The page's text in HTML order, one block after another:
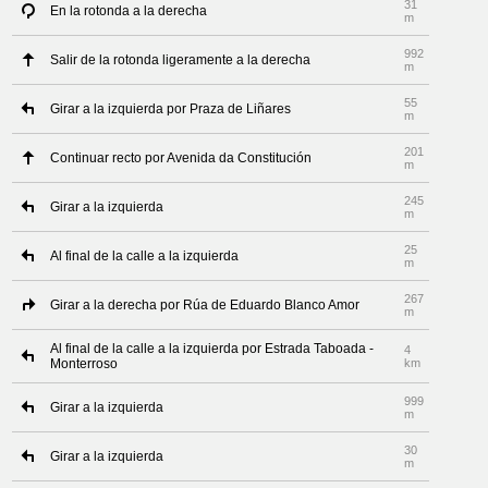
En la rotonda a la derecha
31
m
Salir de la rotonda ligeramente a la derecha
992
m
Girar a la izquierda por Praza de Liñares
55
m
Continuar recto por Avenida da Constitución
201
m
Girar a la izquierda
245
m
Al final de la calle a la izquierda
25
m
Girar a la derecha por Rúa de Eduardo Blanco Amor
267
m
Al final de la calle a la izquierda por Estrada Taboada -
Monterroso
4
km
Girar a la izquierda
999
m
Girar a la izquierda
30
m